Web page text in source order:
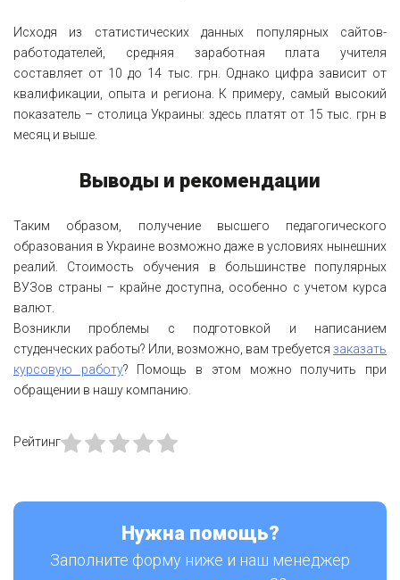
Исходя из статистических данных популярных сайтов-
работодателей, средняя заработная плата учителя
составляет от 10 до 14 тыс. грн. Однако цифра зависит от
квалификации, опыта и региона. К примеру, самый высокий
показатель – столица Украины: здесь платят от 15 тыс. грн в
месяц и выше.
Выводы и рекомендации
Таким образом, получение высшего педагогического
образования в Украине возможно даже в условиях нынешних
реалий. Стоимость обучения в большинстве популярных
ВУЗов страны – крайне доступна, особенно с учетом курса
валют.
Возникли проблемы с подготовкой и написанием
студенческих работы? Или, возможно, вам требуется заказать
курсовую работу? Помощь в этом можно получить при
обращении в нашу компанию.
Рейтинг
Нужна помощь?
Заполните форму ниже и наш менеджер